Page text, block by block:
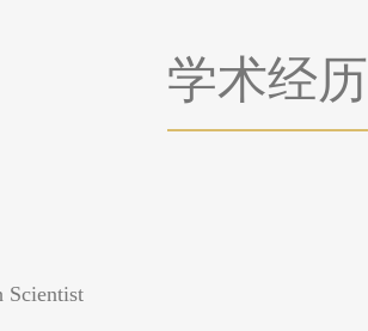
学术经历
Scientist